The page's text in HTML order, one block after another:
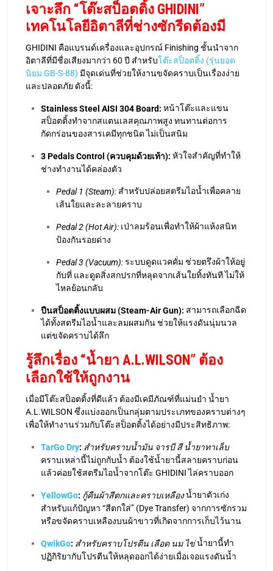
เจาะลึก “โต๊ะสป็อตติ้ง GHIDINI”
เทคโนโลยีอิตาลีที่ช่างซักรีดต้องมี
GHIDINI คือแบรนด์เครื่องและอุปกรณ์ Finishing ชั้นนำจาก
อิตาลีที่มีชื่อเสียงมากว่า 60 ปี สำหรับโต๊ะสป็อตติ้ง (รุ่นยอด
นิยม GB-S-88) มีจุดเด่นที่ช่วยให้งานขจัดคราบเป็นเรื่องง่าย
และปลอดภัย ดังนี้:
Stainless Steel AISI 304 Board: หน้าโต๊ะและแขน
สป็อตติ้งทำจากสแตนเลสคุณภาพสูง ทนทานต่อการ
กัดกร่อนของสารเคมีทุกชนิด ไม่เป็นสนิม
3 Pedals Control (ควบคุมด้วยเท้า): หัวใจสำคัญที่ทำให้
ช่างทำงานได้คล่องตัว
Pedal 1 (Steam): สำหรับปล่อยสตรีมไอน้ำเพื่อคลาย
เส้นใยและละลายคราบ
Pedal 2 (Hot Air): เป่าลมร้อนเพื่อทำให้ผ้าแห้งสนิท
ป้องกันรอยด่าง
Pedal 3 (Vacuum):ระบบดูดแวคคั่ม ช่วยตรึงผ้าให้อยู่
กับที่ และดูดสิ่งสกปรกที่หลุดจากเส้นใยทิ้งทันที ไม่ให้
ไหลย้อนกลับ
ปืนสป็อตติ้งแบบผสม (Steam-Air Gun): สามารถเลือกฉีด
ได้ทั้งสตรีมไอน้ำและลมผสมกัน ช่วยให้แรงดันนุ่มนวล
แต่ขจัดคราบได้ลึก
รู้ลึกเรื่อง “น้ำยา A.L.WILSON” ต้อง
เลือกใช้ให้ถูกงาน
เมื่อมีโต๊ะสป็อตติ้งที่ดีแล้ว ต้องมีเคมีภัณฑ์ที่แม่นยำ น้ำยา
A.L.WILSON ซึ่งแบ่งออกเป็นกลุ่มตามประเภทของคราบต่างๆ
เพื่อให้ทำงานร่วมกับโต๊ะสป็อตติ้งได้อย่างมีประสิทธิภาพ:
TarGo Dry: สำหรับคราบน้ำมัน จารบี สี น้ำยาทาเล็บ
คราบเหล่านี้ไม่ถูกกับน้ำ ต้องใช้น้ำยานี้สลายคราบก่อน
แล้วค่อยใช้สตรีมไอน้ำจากโต๊ะ GHIDINI ไล่คราบออก
YellowGo: กู้คืนผ้าสีตกและคราบเหลืองน้ำยาตัวเก่ง
สำหรับแก้ปัญหา “สีตกใส่” (Dye Transfer) จากการซักรวม
หรือขจัดคราบเหลืองบนผ้าขาวที่เกิดจากการเก็บไว้นาน
QwikGo: สำหรับคราบโปรตีน เลือด นม ไข่น้ำยานี้ทำ
ปฏิกิริยากับโปรตีนให้หลุดออกได้ง่ายเมื่อเจอแรงดันน้ำ